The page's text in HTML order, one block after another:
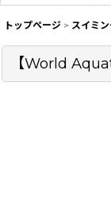
トップページ > スイミ
【World